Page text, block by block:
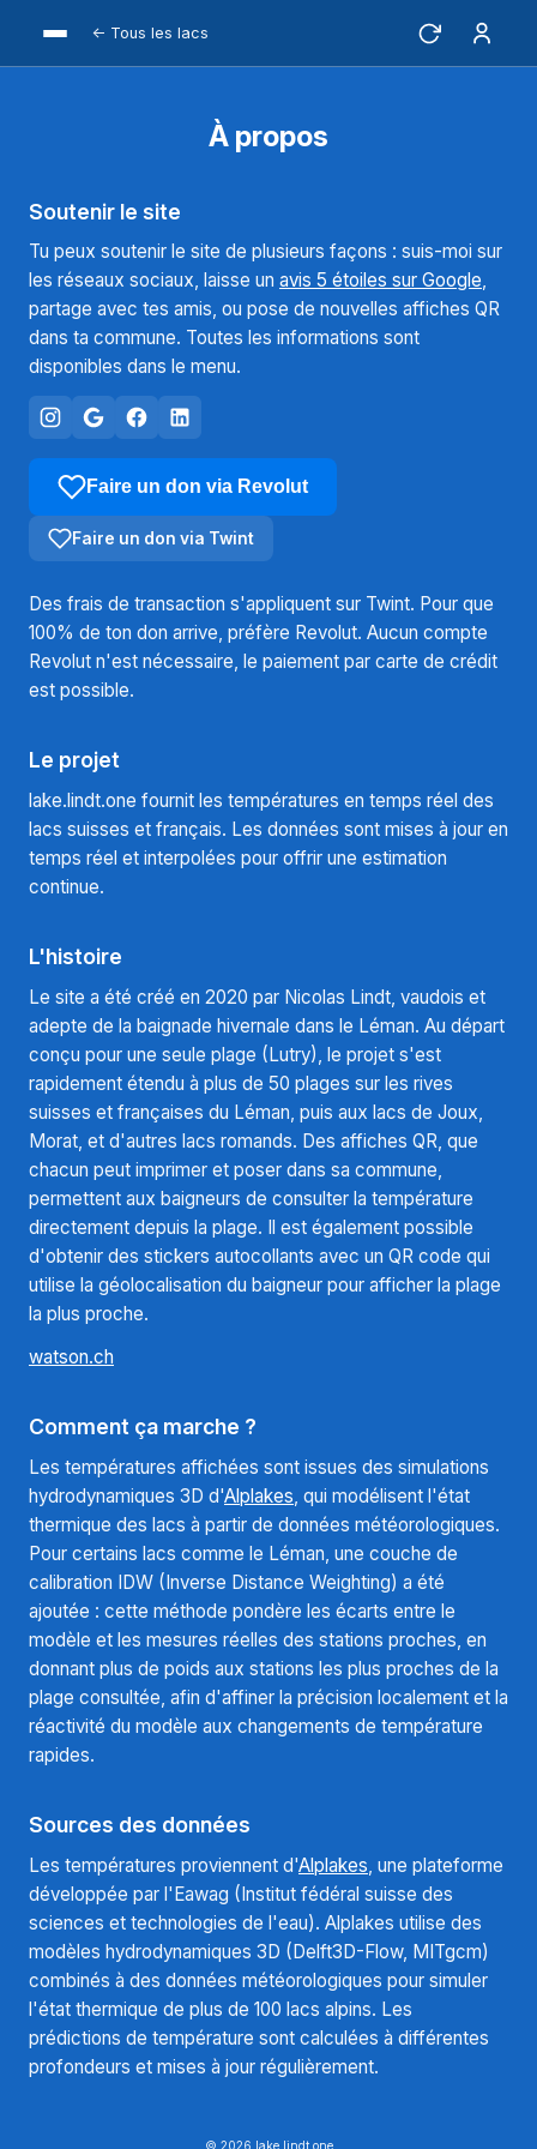
← Tous les lacs
À propos
Soutenir le site
Tu peux soutenir le site de plusieurs façons : suis-moi sur
les réseaux sociaux, laisse un avis 5 étoiles sur Google,
partage avec tes amis, ou pose de nouvelles affiches QR
dans ta commune. Toutes les informations sont
disponibles dans le menu.
Faire un don via Revolut
Faire un don via Twint
Des frais de transaction s'appliquent sur Twint. Pour que
100% de ton don arrive, préfère Revolut. Aucun compte
Revolut n'est nécessaire, le paiement par carte de crédit
est possible.
Le projet
lake.lindt.one fournit les températures en temps réel des
lacs suisses et français. Les données sont mises à jour en
temps réel et interpolées pour offrir une estimation
continue.
L'histoire
Le site a été créé en 2020 par Nicolas Lindt, vaudois et
adepte de la baignade hivernale dans le Léman. Au départ
conçu pour une seule plage (Lutry), le projet s'est
rapidement étendu à plus de 50 plages sur les rives
suisses et françaises du Léman, puis aux lacs de Joux,
Morat, et d'autres lacs romands. Des affiches QR, que
chacun peut imprimer et poser dans sa commune,
permettent aux baigneurs de consulter la température
directement depuis la plage. Il est également possible
d'obtenir des stickers autocollants avec un QR code qui
utilise la géolocalisation du baigneur pour afficher la plage
la plus proche.
watson.ch
Comment ça marche ?
Les températures affichées sont issues des simulations
hydrodynamiques 3D d'Alplakes , qui modélisent l'état
thermique des lacs à partir de données météorologiques.
Pour certains lacs comme le Léman, une couche de
calibration IDW (Inverse Distance Weighting) a été
ajoutée : cette méthode pondère les écarts entre le
modèle et les mesures réelles des stations proches, en
donnant plus de poids aux stations les plus proches de la
plage consultée, afin d'affiner la précision localement et la
réactivité du modèle aux changements de température
rapides.
Sources des données
Les températures proviennent d'Alplakes , une plateforme
développée par l'Eawag (Institut fédéral suisse des
sciences et technologies de l'eau). Alplakes utilise des
modèles hydrodynamiques 3D (Delft3D-Flow, MITgcm)
combinés à des données météorologiques pour simuler
l'état thermique de plus de 100 lacs alpins. Les
prédictions de température sont calculées à différentes
profondeurs et mises à jour régulièrement.
© 2026 lake.lindt.one